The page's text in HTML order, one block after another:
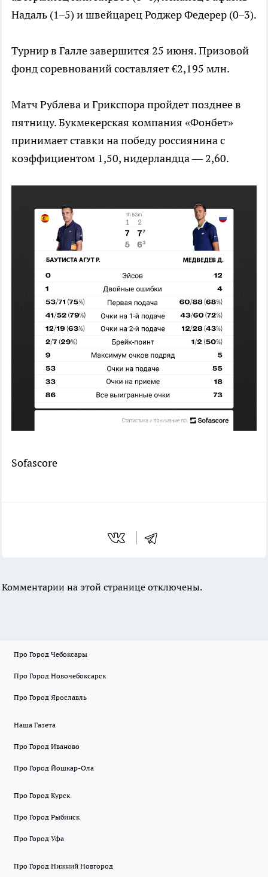
Надаль (1–5) и швейцарец Роджер Федерер (0–3).
Турнир в Галле завершится 25 июня. Призовой
фонд соревнований составляет €2,195 млн.
Матч Рублева и Грикспора пройдет позднее в
пятницу. Букмекерская компания «Фонбет»
принимает ставки на победу россиянина с
коэффициентом 1,50, нидерландца — 2,60.
Sofascore
Комментарии на этой странице отключены.
Про Город Чебоксары
Про Город Новочебоксарск
Про Город Ярославль
Наша Газета
Про Город Иваново
Про Город Йошкар-Ола
Про Город Курск
Про Город Рыбинск
Про Город Уфа
Про Город Нижний Новгород